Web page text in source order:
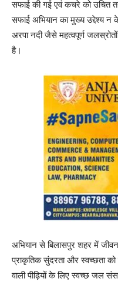
सफाई की गई एवं कचरे को उचित
सफाई अभियान का मुख्य उद्देश्य
अरपा नदी जैसे महत्वपूर्ण
है।
अभियान से बिलासपुर शहर में
प्राकृतिक सुंदरता और स्वच्छता
वाली पीढ़ियों के लिए स्वच्छ जल